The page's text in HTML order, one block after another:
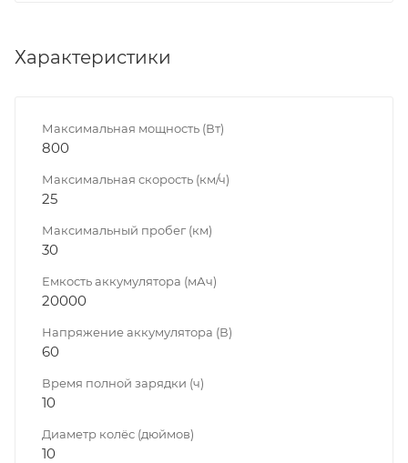
Характеристики
Максимальная мощность (Вт)
800
Максимальная скорость (км/ч)
25
Максимальный пробег (км)
30
Емкость аккумулятора (мАч)
20000
Напряжение аккумулятора (В)
60
Время полной зарядки (ч)
10
Диаметр колёс (дюймов)
10